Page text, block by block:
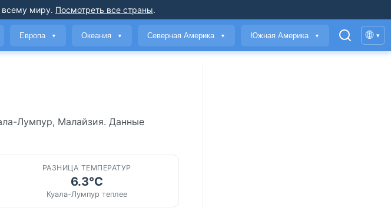
всему миру. Посмотреть все страны.
Европа ▼ Океания ▼ Северная Америка ▼ Южная Америка ▼ 🌐 ▾
Лумпур, Малайзия. Данные
РАЗНИЦА ТЕМПЕРАТУР
6.3°C
Куала-Лумпур теплее